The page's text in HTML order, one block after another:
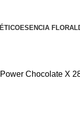
ESENCIA FLORAL
Chocolate X